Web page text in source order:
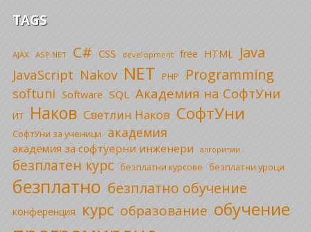
TAGS
AJAX ASP.NET C# CSS development free HTML Java
JavaScript Nakov NET PHP Programming
softuni Software SQL Академия на СофтУни
ИТ Наков Светлин Наков СофтУни
СофтУни за ученици академия
академия за софтуерни инженери алгоритми
безплатен курс безплатни курсове безплатни уроци
безплатно безплатно обучение
конференция курс образование обучение